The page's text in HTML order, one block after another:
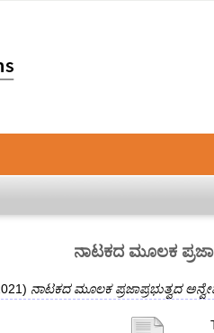
ನಾಟಕದ ಮೂಲಕ
ನಾಟಕದ ಮೂಲಕ ಪ್ರಜಾಪ್ರಭುತ್ವದ